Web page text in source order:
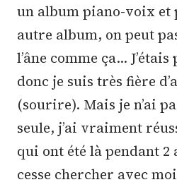
un album piano-voix et
autre album, on peut
l’âne comme ça…
donc je suis très fière
(sourire). Mais je n’ai
seule, j’ai vraiment
qui ont été là pendant 2
cesse chercher avec